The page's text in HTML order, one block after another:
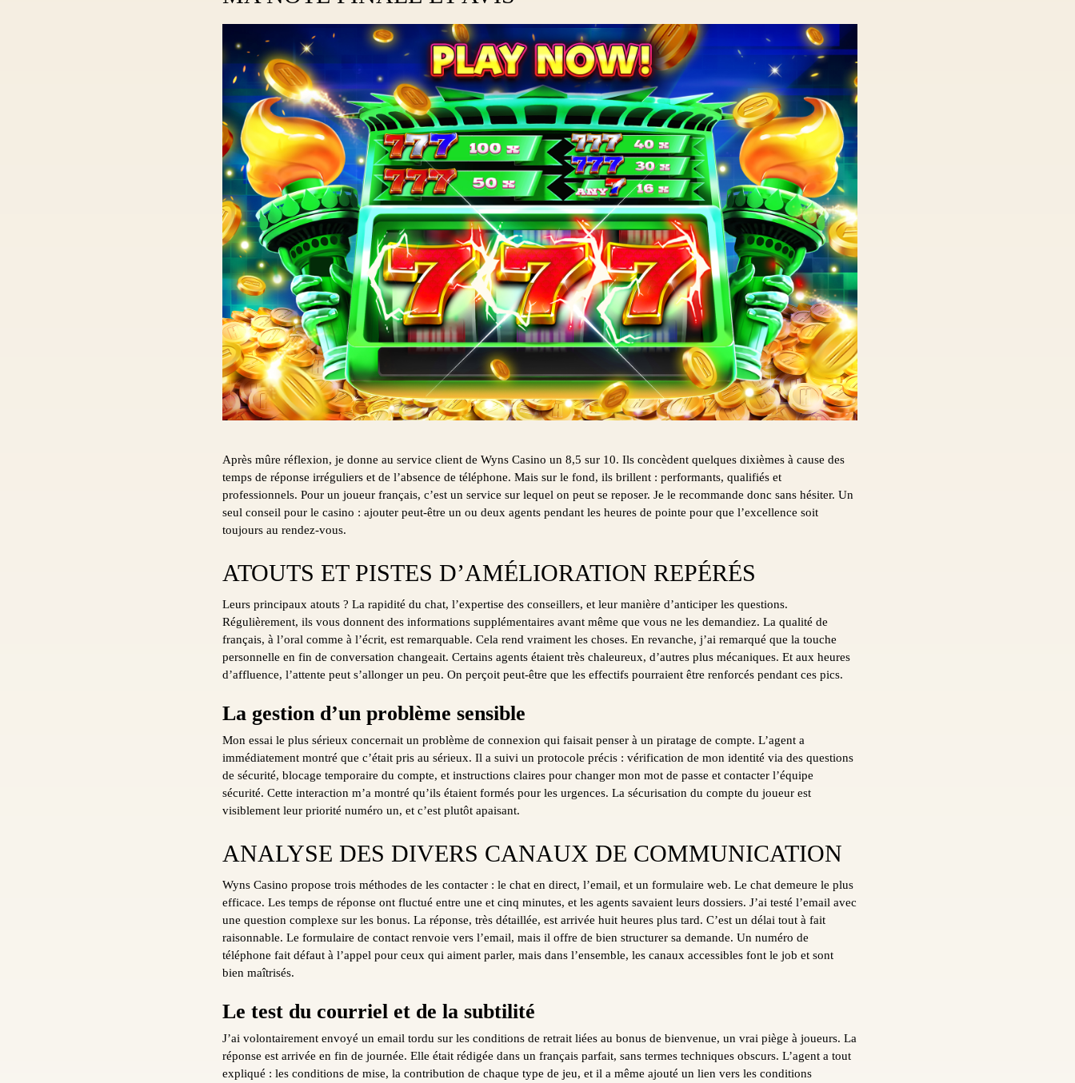
Après mûre réflexion, je donne au service client de Wyns Casino un 8,5 sur 10. Ils concèdent quelques dixièmes à cause des
temps de réponse irréguliers et de l’absence de téléphone. Mais sur le fond, ils brillent : performants, qualifiés et
professionnels. Pour un joueur français, c’est un service sur lequel on peut se reposer. Je le recommande donc sans hésiter. Un
seul conseil pour le casino : ajouter peut-être un ou deux agents pendant les heures de pointe pour que l’excellence soit
toujours au rendez-vous.
ATOUTS ET PISTES D’AMÉLIORATION REPÉRÉS
Leurs principaux atouts ? La rapidité du chat, l’expertise des conseillers, et leur manière d’anticiper les questions.
Régulièrement, ils vous donnent des informations supplémentaires avant même que vous ne les demandiez. La qualité de
français, à l’oral comme à l’écrit, est remarquable. Cela rend vraiment les choses. En revanche, j’ai remarqué que la touche
personnelle en fin de conversation changeait. Certains agents étaient très chaleureux, d’autres plus mécaniques. Et aux heures
d’affluence, l’attente peut s’allonger un peu. On perçoit peut-être que les effectifs pourraient être renforcés pendant ces pics.
La gestion d’un problème sensible
Mon essai le plus sérieux concernait un problème de connexion qui faisait penser à un piratage de compte. L’agent a
immédiatement montré que c’était pris au sérieux. Il a suivi un protocole précis : vérification de mon identité via des questions
de sécurité, blocage temporaire du compte, et instructions claires pour changer mon mot de passe et contacter l’équipe
sécurité. Cette interaction m’a montré qu’ils étaient formés pour les urgences. La sécurisation du compte du joueur est
visiblement leur priorité numéro un, et c’est plutôt apaisant.
ANALYSE DES DIVERS CANAUX DE COMMUNICATION
Wyns Casino propose trois méthodes de les contacter : le chat en direct, l’email, et un formulaire web. Le chat demeure le plus
efficace. Les temps de réponse ont fluctué entre une et cinq minutes, et les agents savaient leurs dossiers. J’ai testé l’email avec
une question complexe sur les bonus. La réponse, très détaillée, est arrivée huit heures plus tard. C’est un délai tout à fait
raisonnable. Le formulaire de contact renvoie vers l’email, mais il offre de bien structurer sa demande. Un numéro de
téléphone fait défaut à l’appel pour ceux qui aiment parler, mais dans l’ensemble, les canaux accessibles font le job et sont
bien maîtrisés.
Le test du courriel et de la subtilité
J’ai volontairement envoyé un email tordu sur les conditions de retrait liées au bonus de bienvenue, un vrai piège à joueurs. La
réponse est arrivée en fin de journée. Elle était rédigée dans un français parfait, sans termes techniques obscurs. L’agent a tout
expliqué : les conditions de mise, la contribution de chaque type de jeu, et il a même ajouté un lien vers les conditions